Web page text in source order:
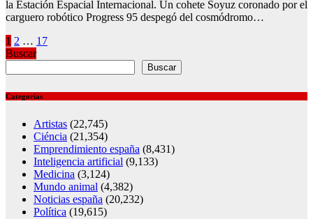
la Estación Espacial Internacional. Un cohete Soyuz coronado por el
carguero robótico Progress 95 despegó del cosmódromo…
Posts
pagination
1 2 … 17
Buscar
Buscar
Categorías
Artistas (22,745)
Ciéncia (21,354)
Emprendimiento españa (8,431)
Inteligencia artificial (9,133)
Medicina (3,124)
Mundo animal (4,382)
Noticias españa (20,232)
Política (19,615)